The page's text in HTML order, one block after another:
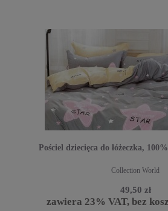
Pościel dziecięca do łóżeczka,
Collection World
49,50 zł
zawiera 23% VAT, bez